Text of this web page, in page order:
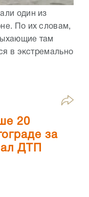
один из
По их словам,
там
в экстремально
20
за
ДТП